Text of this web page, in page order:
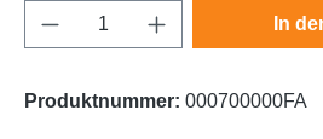
Produkt Anzahl: Gib In
Produktnummer: 000700000FA